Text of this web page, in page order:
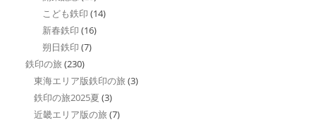
こども鉄印 (14)
新春鉄印 (16)
朔日鉄印 (7)
鉄印の旅 (230)
東海エリア版鉄印の旅 (3)
鉄印の旅2025夏 (3)
近畿エリア版の旅 (7)